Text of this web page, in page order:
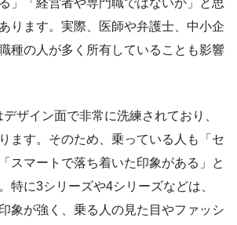
」「経営者や専門職ではないか」と思
ります。実際、医師や弁護士、中小企
種の人が多く所有していることも影響
ザイン面で非常に洗練されており、
ます。そのため、乗っている人も「セ
スマートで落ち着いた印象がある」と
特に3シリーズや4シリーズなどは、
象が強く、乗る人の見た目やファッシ